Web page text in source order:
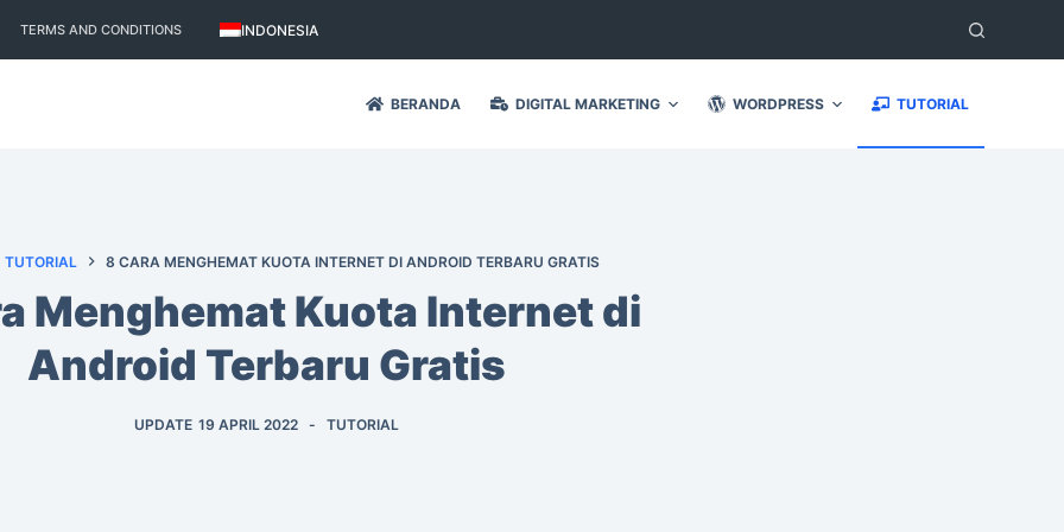
TERMS AND CONDITIONS INDONESIA
BERANDA DIGITAL MARKETING WORDPRESS TUTORIAL
TUTORIAL 8 CARA MENGHEMAT KUOTA INTERNET DI ANDROID TERBARU GRATIS
Menghemat Kuota Internet di
Android Terbaru Gratis
UPDATE 19 APRIL 2022 TUTORIAL